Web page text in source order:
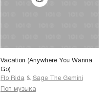
Vacation (Anywhere You Wanna
Go)
Flo Rida & Sage The Gemini
Поп музыка